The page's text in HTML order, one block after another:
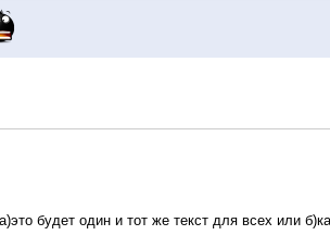
будет один и тот же текст для всех или